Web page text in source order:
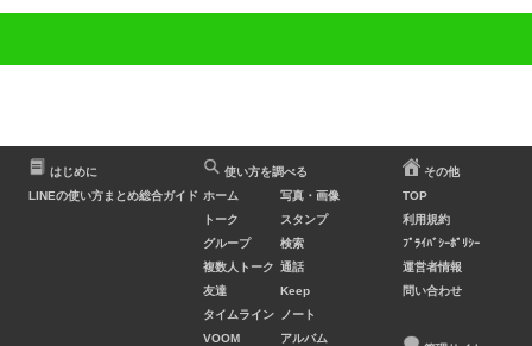
はじめに
LINEの使い方まとめ総合ガイド
使い方を調べる
ホーム
トーク
グループ
複数人トーク
友達
タイムライン
VOOM
写真・画像
スタンプ
検索
通話
Keep
ノート
アルバム
その他
TOP
利用規約
ﾌﾟﾗｲﾊﾞｼｰﾎﾟﾘｼｰ
運営者情報
問い合わせ